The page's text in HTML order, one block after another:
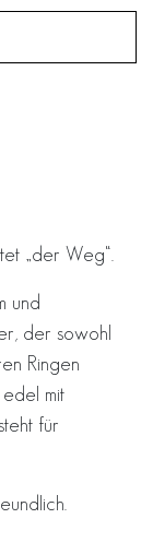
„der Weg“.
und
der sowohl
Ringen
edel mit
für